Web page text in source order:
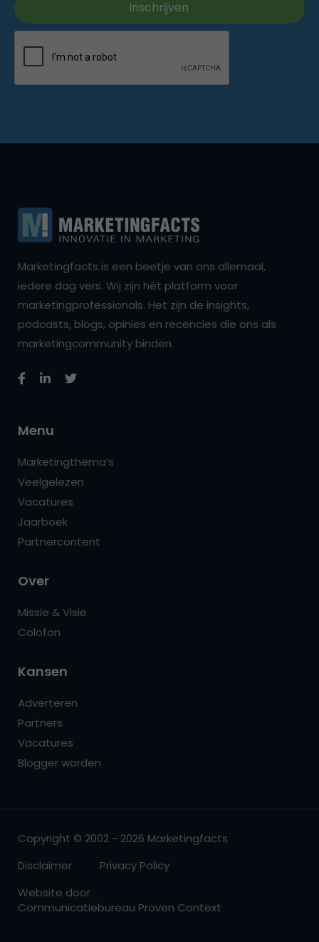
Marketingfacts is een beetje van ons allemaal,
iedere dag vers. Wij zijn hét platform voor
marketingprofessionals. Het zijn de insights,
podcasts, blogs, opinies en recencies die ons als
marketingcommunity binden.
Menu
Marketingthema’s
Veelgelezen
Vacatures
Jaarboek
Partnercontent
Over
Missie & Visie
Colofon
Kansen
Adverteren
Partners
Vacatures
Blogger worden
Copyright © 2002 - 2026 Marketingfacts
Disclaimer
Privacy Policy
Website door
Communicatiebureau Proven Context